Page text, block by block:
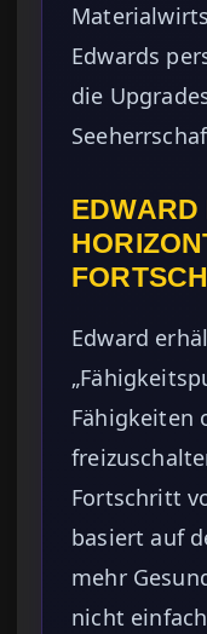
Edwards
die
EDWARD
Edward
Fähigkeiten
Fortschritt
basiert auf
mehr
nicht